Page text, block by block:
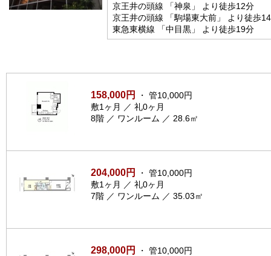
京王井の頭線 「神泉」 より徒歩12分
京王井の頭線 「駒場東大前」 より徒歩
東急東横線 「中目黒」 より徒歩19分
158,000円
・ 管10,000円
敷1ヶ月 ／ 礼0ヶ月
8階 ／ ワンルーム ／ 28.6㎡
204,000円
・ 管10,000円
敷1ヶ月 ／ 礼0ヶ月
7階 ／ ワンルーム ／ 35.03㎡
298,000円
・ 管10,000円